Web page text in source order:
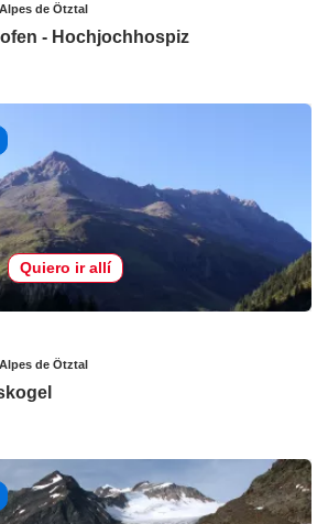
Alpes de Ötztal
- Hochjochhospiz
Quiero ir allí
Alpes de Ötztal